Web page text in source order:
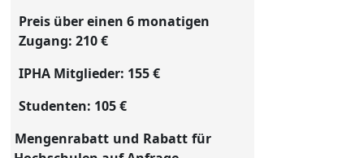
Preis über einen 6 monatigen
Zugang: 210 €
IPHA Mitglieder: 155 €
Studenten: 105 €
Men­gen­ra­batt und Ra­batt für